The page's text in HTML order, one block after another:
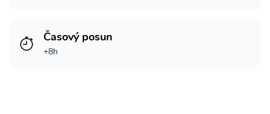
Časový posun
+8h